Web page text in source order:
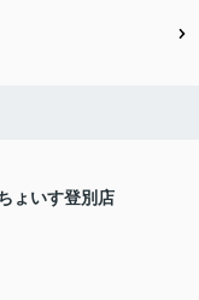
ょいす登別店